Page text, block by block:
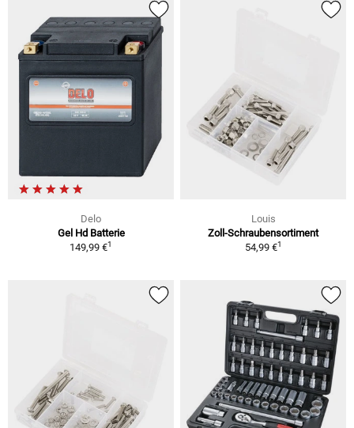
Delo
Gel Hd Batterie
149,99 €1
Louis
Zoll-Schraubensortiment
54,99 €1